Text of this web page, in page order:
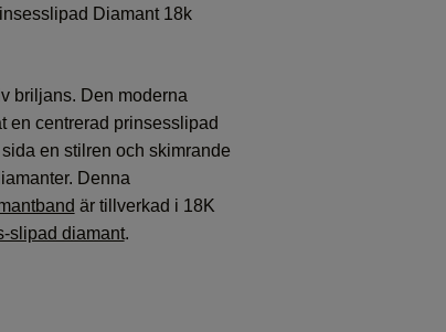
Diamant 18k
briljans. Den moderna
en centrerad prinsesslipad
en stilren och skimrande
Denna
är tillverkad i 18K
slipad diamant.